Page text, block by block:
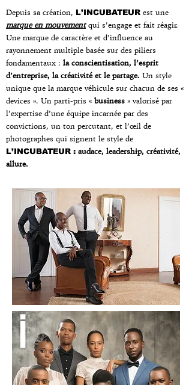
Depuis sa création, L’INCUBATEUR est une
marque en mouvementqui s’engage et fait réagir.
Une marque de caractère et d’influence au
rayonnement multiple basée sur des piliers
fondamentaux : la conscientisation, l’esprit
d’entreprise, la créativité et le partage. Un style
unique que la marque véhicule sur chacun de ses «
devices ». Un parti-pris « business » valorisé par
l’expertise d’une équipe incarnée par des
convictions, un ton percutant, et l’œil de
photographes qui signent le style de
L’INCUBATEUR : audace, leadership, créativité,
allure.